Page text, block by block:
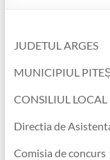
JUDETUL ARGES
MUNICIPIUL
CONSILIUL LOCAL
Directia de
Comisia de concurs